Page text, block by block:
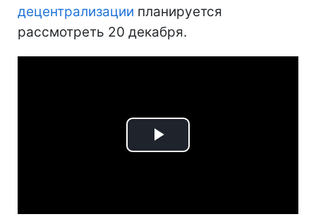
децентрализации планируется
рассмотреть 20 декабря.
Play